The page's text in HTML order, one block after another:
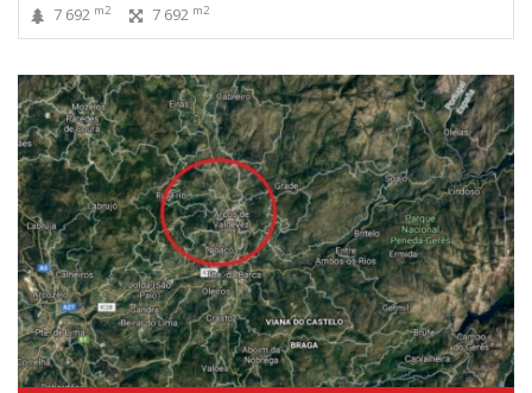
7 692 m2 7 692 m2